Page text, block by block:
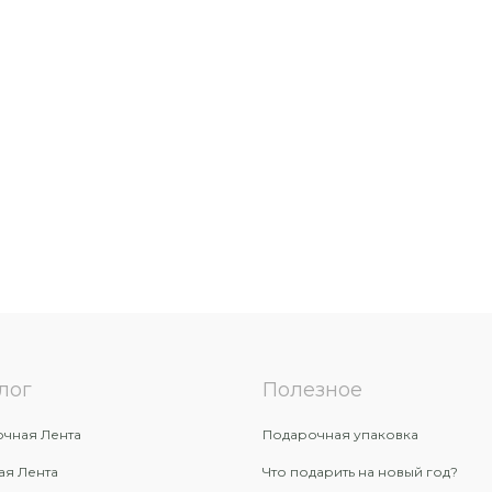
Лента
Лента
Полезное
Подарочная упаковка
Что подарить на новый год?